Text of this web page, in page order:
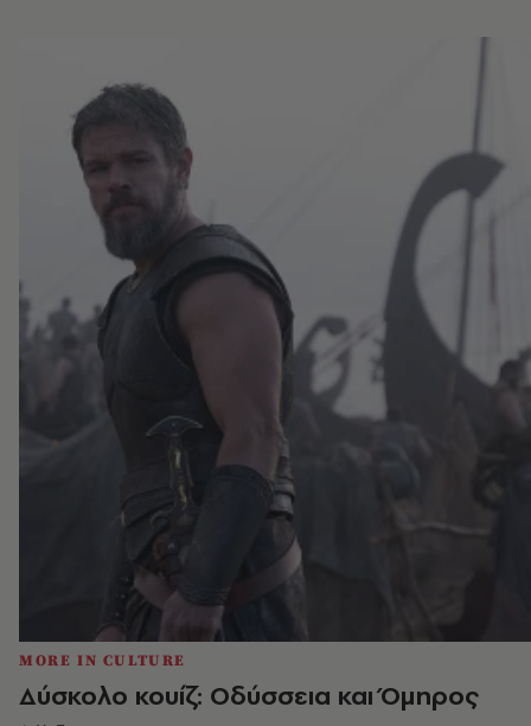
MORE IN CULTURE
Δύσκολο κουίζ: Οδύσσεια και Όμηρος